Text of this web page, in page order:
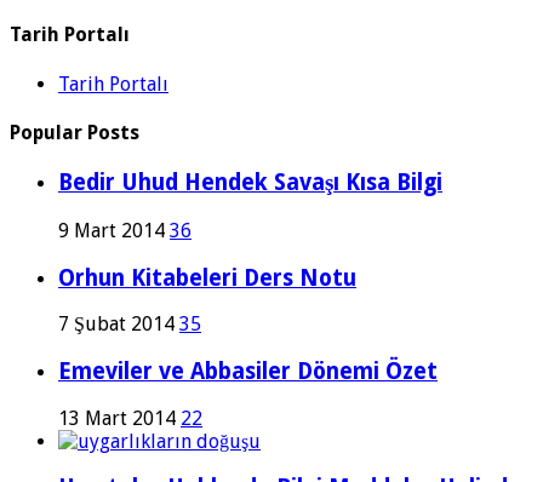
Tarih Portalı
Tarih Portalı
Popular Posts
Bedir Uhud Hendek Savaşı Kısa Bilgi
9 Mart 2014 36
Orhun Kitabeleri Ders Notu
7 Şubat 2014 35
Emeviler ve Abbasiler Dönemi Özet
13 Mart 2014 22